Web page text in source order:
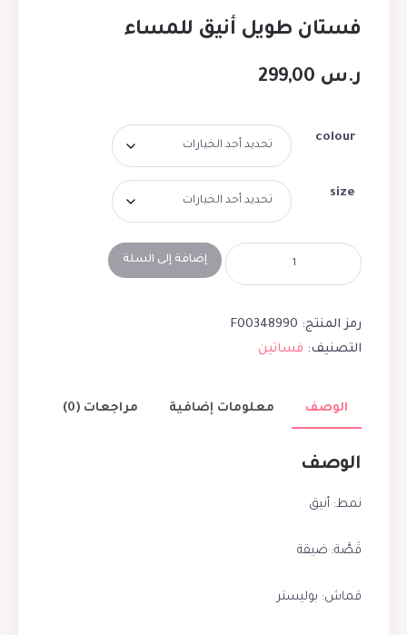
فستان طويل أنيق للمساء
ر.س
colour
size
إضافة إلى السلة
رمز المنتج: F00348990
التصنيف: فساتين
الوصف معلومات إضافية مراجعات (0)
الوصف
نمط: أنيق
قَصَّة: ضيقة
قماش: بوليستر